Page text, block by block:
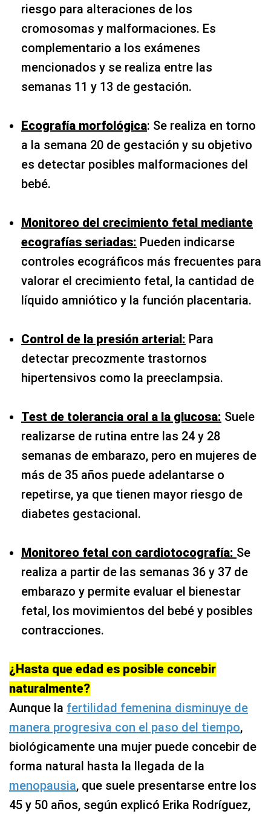
riesgo para alteraciones de los
cromosomas y malformaciones. Es
complementario a los exámenes
mencionados y se realiza entre las
semanas 11 y 13 de gestación.
Ecografía morfológica: Se realiza en torno
a la semana 20 de gestación y su objetivo
es detectar posibles malformaciones del
bebé.
Monitoreo del crecimiento fetal mediante
ecografías seriadas: Pueden indicarse
controles ecográficos más frecuentes para
valorar el crecimiento fetal, la cantidad de
líquido amniótico y la función placentaria.
Control de la presión arterial: Para
detectar precozmente trastornos
hipertensivos como la preeclampsia.
Test de tolerancia oral a la glucosa: Suele
realizarse de rutina entre las 24 y 28
semanas de embarazo, pero en mujeres de
más de 35 años puede adelantarse o
repetirse, ya que tienen mayor riesgo de
diabetes gestacional.
Monitoreo fetal con cardiotocografía: Se
realiza a partir de las semanas 36 y 37 de
embarazo y permite evaluar el bienestar
fetal, los movimientos del bebé y posibles
contracciones.
¿Hasta que edad es posible concebir
naturalmente?
Aunque la fertilidad femenina disminuye de
manera progresiva con el paso del tiempo,
biológicamente una mujer puede concebir de
forma natural hasta la llegada de la
menopausia, que suele presentarse entre los
45 y 50 años, según explicó Erika Rodríguez,